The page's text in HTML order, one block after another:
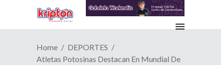
Home
DEPORTES
Atletas Potosinas Destacan En Mundial De